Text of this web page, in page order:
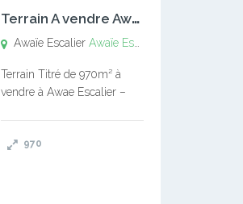
T
errain A vendre Awaïe Escalier
Awaïe EscalierAwaïe Escalier
Terrain Titré de 970m² à
vendre à Awae Escalier –
l’Université Catholique –
970